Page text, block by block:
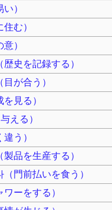
）
む）
）
史を記録する）
が合う）
見る）
える）
う）
品を生産する）
門前払いを食う）
ーをする）